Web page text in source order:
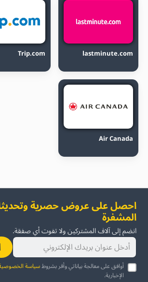
lastminute.com
Trip.com
Air Canada
احصل على عروض حصرية
المشفرة
انضم إلى آلاف المشتركين ولا تفوت أي صفقة.
أوافق على معالجة بياناتي وأقر بشروطسياسة
الإخبارية.